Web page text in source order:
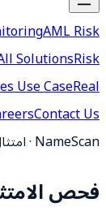
AML Risk
SolutionsRisk
Use CaseReal
Contact Us
NameScan · امتثال ذاتي الخدمة
فحص